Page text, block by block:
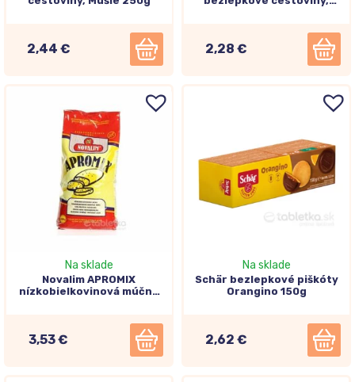
2,44 € 2,28 €
Na sklade
Novalim APROMIX
nízkobielkovinová múčna
3,53 €
Na sklade
Schär bezlepkové piškóty
Orangino 150g
2,62 €